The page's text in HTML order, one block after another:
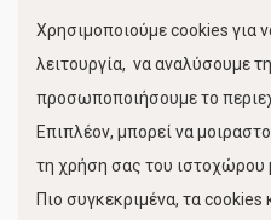
Χρησιμοποιούμε cookies για
λειτουργία, να αναλύσουμε
προσωποποιήσουμε το
Επιπλέον, μπορεί να
τη χρήση σας του ιστοχώρου
Πιο συγκεκριμένα, τα cookies